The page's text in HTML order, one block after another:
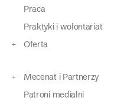
Praca
Praktyki i wolontariat
Oferta
Mecenat i Partnerzy
Patroni medialni